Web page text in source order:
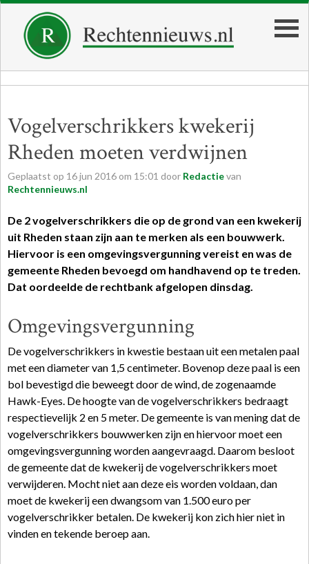
Vogelverschrikkers kwekerij
Rheden moeten verdwijnen
Geplaatst op 16jun 2016 om 15:01 door Redactievan
Rechtennieuws.nl
De 2 vogelverschrikkers die op de grond van een kwekerij
uit Rheden staan zijn aan te merken als een bouwwerk.
Hiervoor is een omgevingsvergunning vereist en was de
gemeente Rheden bevoegd om handhavend op te treden.
Dat oordeelde de rechtbank afgelopen dinsdag.
Omgevingsvergunning
De vogelverschrikkers in kwestie bestaan uit een metalen paal
met een diameter van 1,5 centimeter. Bovenop deze paal is een
bol bevestigd die beweegt door de wind, de zogenaamde
Hawk-Eyes. De hoogte van de vogelverschrikkers bedraagt
respectievelijk 2 en 5 meter. De gemeente is van mening dat de
vogelverschrikkers bouwwerken zijn en hiervoor moet een
omgevingsvergunning worden aangevraagd. Daarom besloot
de gemeente dat de kwekerij de vogelverschrikkers moet
verwijderen. Mocht niet aan dezeeis worden voldaan, dan
moet de kwekerij eendwangsomvan 1.500 euro per
vogelverschrikker betalen. De kwekerij kon zich hier niet in
vinden en tekende beroepaan.